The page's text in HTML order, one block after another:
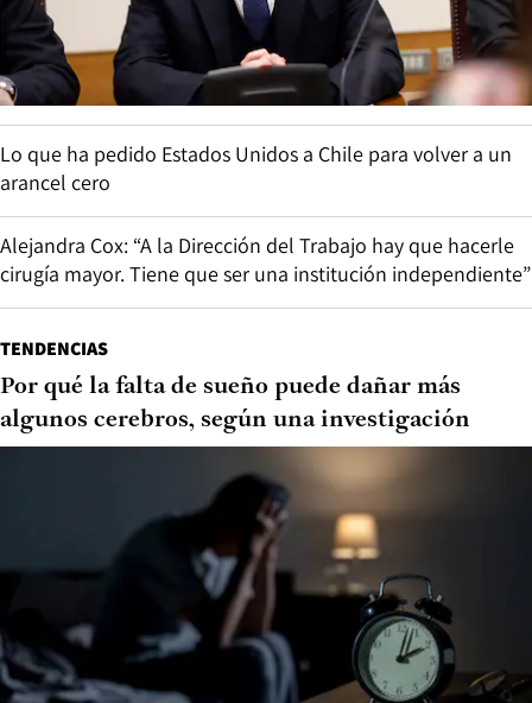
Lo que ha pedido Estados Unidos a Chile para volver a un
arancel cero
Alejandra Cox: “A la Dirección del Trabajo hay que hacerle
cirugía mayor. Tiene que ser una institución independiente”
TENDENCIAS
Por qué la falta de sueño puede dañar más
algunos cerebros, según una investigación